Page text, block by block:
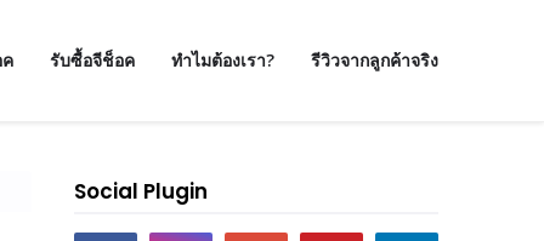
รับซื้อจีช็อค ทำไมต้องเรา? รีวิวจากลูกค้าจริง
Social Plugin